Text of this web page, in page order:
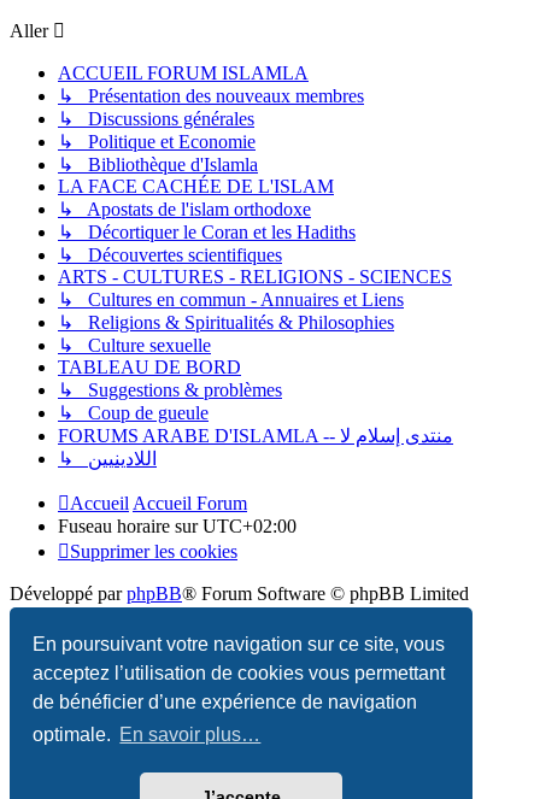
En poursuivant votre navigation sur ce site, vous
acceptez l’utilisation de cookies vous permettant
de bénéficier d’une expérience de navigation
optimale. En savoir plus…
Aller
ACCUEIL FORUM ISLAMLA
↳ Présentation des nouveaux membres
↳ Discussions générales
↳ Politique et Economie
↳ Bibliothèque d'Islamla
LA FACE CACHÉE DE L'ISLAM
↳ Apostats de l'islam orthodoxe
↳ Décortiquer le Coran et les Hadiths
↳ Découvertes scientifiques
ARTS - CULTURES - RELIGIONS - SCIENCES
↳ Cultures en commun - Annuaires et Liens
↳ Religions & Spiritualités & Philosophies
↳ Culture sexuelle
TABLEAU DE BORD
↳ Suggestions & problèmes
↳ Coup de gueule
FORUMS ARABE D'ISLAMLA -- منتدى إسلام لا
↳ اللادينيين
Accueil Accueil Forum
Fuseau horaire surUTC+02:00
Supprimer les cookies
Développé parphpBB® Forum Software © phpBB Limited
Traduction française officielle
©
Qiaeru
Confidentialité |Conditions